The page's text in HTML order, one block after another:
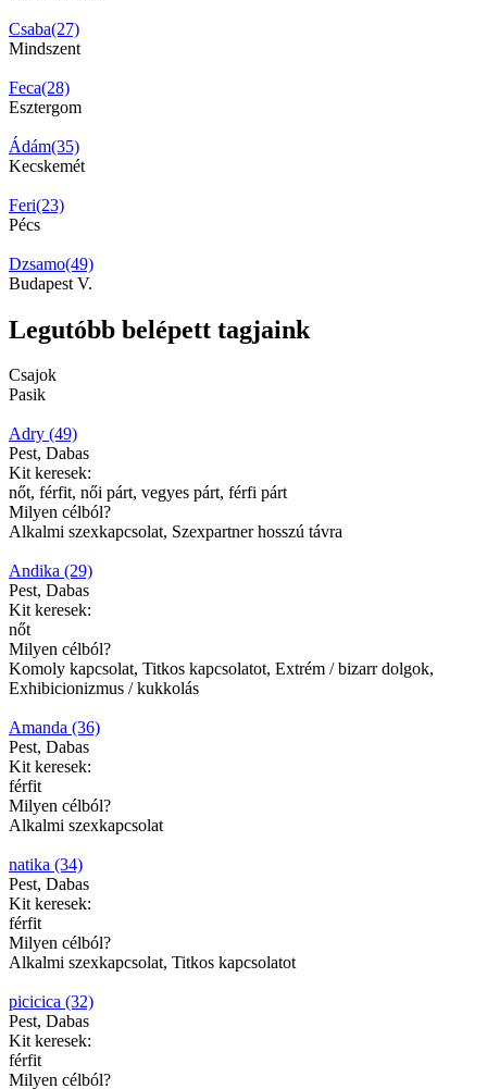
Csaba(27)
Mindszent
Feca(28)
Esztergom
Ádám(35)
Kecskemét
Feri(23)
Pécs
Dzsamo(49)
Budapest V.
Legutóbb belépett tagjaink
Csajok
Pasik
Adry (49)
Pest, Dabas
Kit keresek:
nőt, férfit, női párt, vegyes párt, férfi párt
Milyen célból?
Alkalmi szexkapcsolat, Szexpartner hosszú távra
Andika (29)
Pest, Dabas
Kit keresek:
nőt
Milyen célból?
Komoly kapcsolat, Titkos kapcsolatot, Extrém / bizarr dolgok,
Exhibicionizmus / kukkolás
Amanda (36)
Pest, Dabas
Kit keresek:
férfit
Milyen célból?
Alkalmi szexkapcsolat
natika (34)
Pest, Dabas
Kit keresek:
férfit
Milyen célból?
Alkalmi szexkapcsolat, Titkos kapcsolatot
picicica (32)
Pest, Dabas
Kit keresek:
férfit
Milyen célból?